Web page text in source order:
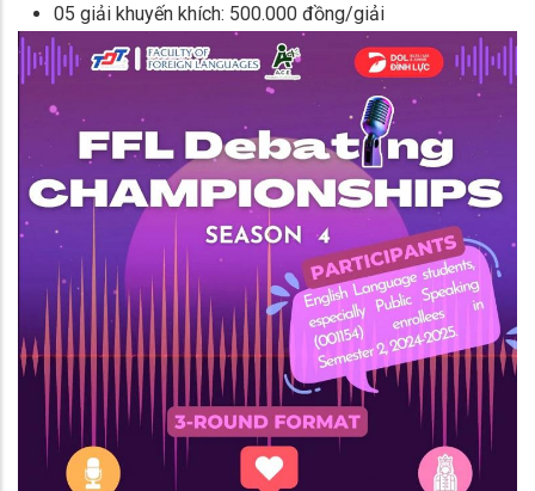
05 giải khuyến khích: 500.000 đồng/giải